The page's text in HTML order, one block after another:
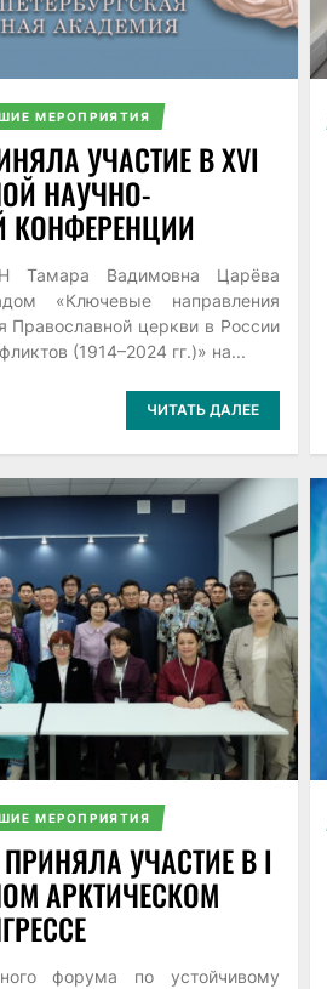
МЕРОПРИЯТИЯ
УЧАСТИЕ В ХVI
НАУЧНО-
КОНФЕРЕНЦИИ
Тамара Вадимовна Царёва
«Ключевые направления
Православной церкви в России
(1914–2024 гг.)» на...
ЧИТАТЬ ДАЛЕЕ
МЕРОПРИЯТИЯ
УЧАСТИЕ В I
АРКТИЧЕСКОМ
форума по устойчивому